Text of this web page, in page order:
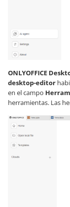
ONLYOFFICE
desktop-editor
en el campo
herramientas. Las